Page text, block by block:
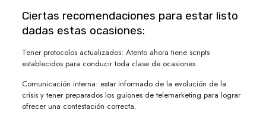
Ciertas recomendaciones para estar listo
dadas estas ocasiones:
Tener protocolos actualizados: Atento ahora tiene scripts
establecidos para conducir toda clase de ocasiones.
Comunicación interna: estar informado de la evolución de la
crisis y tener preparados los guiones de telemarketing para lograr
ofrecer una contestación correcta.